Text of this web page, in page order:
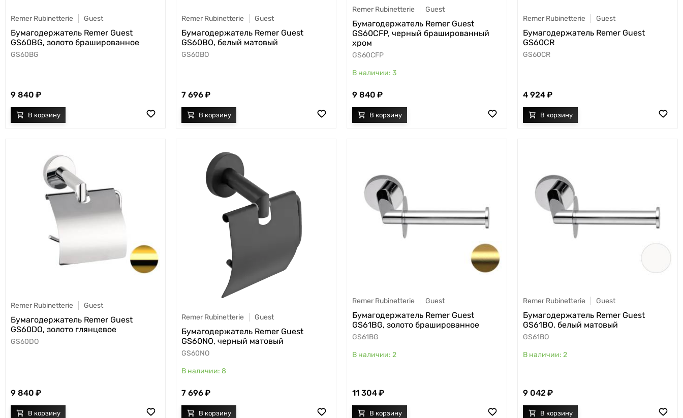
Remer Rubinetterie Guest
Бумагодержатель Remer Guest
GS60BG, золото брашированное
GS60BG
9 840
Remer Rubinetterie Guest
Бумагодержатель Remer Guest
GS60BO, белый матовый
GS60BO
7 696
Remer Rubinetterie Guest
Бумагодержатель Remer Guest
GS60CFP, черный брашированный
хром
GS60CFP
3
9 840
Remer Rubinetterie Guest
Бумагодержатель Remer Guest
GS60CR
GS60CR
4 924
Remer Rubinetterie Guest
Бумагодержатель Remer Guest
GS60DO, золото глянцевое
GS60DO
9 840
Remer Rubinetterie Guest
Бумагодержатель Remer Guest
GS60NO, черный матовый
GS60NO
8
7 696
Remer Rubinetterie Guest
Бумагодержатель Remer Guest
GS61BG, золото брашированное
GS61BG
2
11 304
Remer Rubinetterie Guest
Бумагодержатель Remer Guest
GS61BO, белый матовый
GS61BO
2
9 042